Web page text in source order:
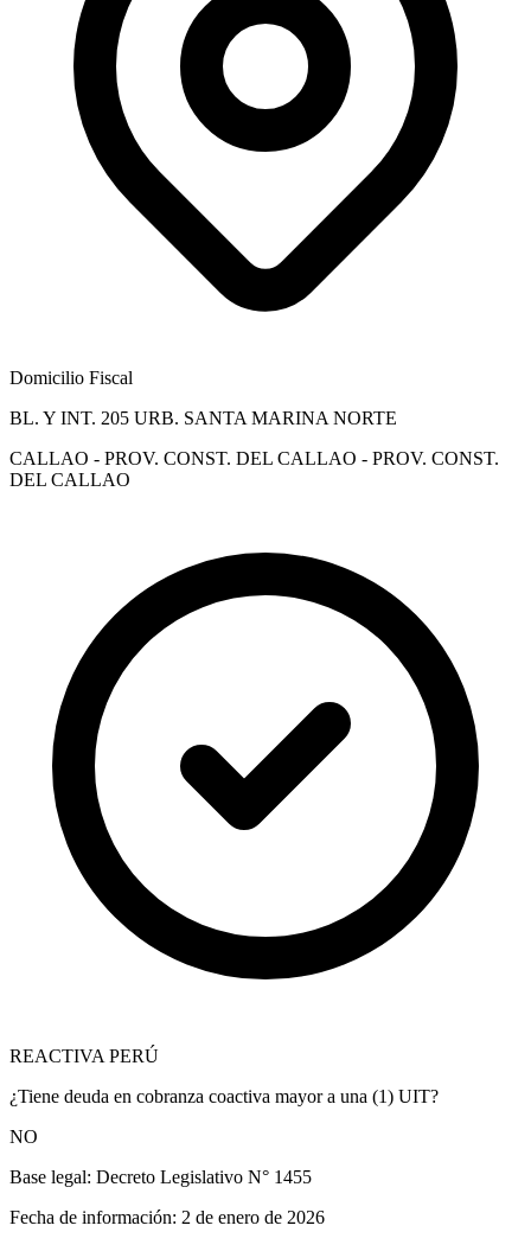
Domicilio Fiscal
BL. Y INT. 205 URB. SANTA MARINA NORTE
CALLAO - PROV. CONST. DEL CALLAO - PROV. CONST.
DEL CALLAO
REACTIVA PERÚ
¿Tiene deuda en cobranza coactiva mayor a una (1) UIT?
NO
Base legal: Decreto Legislativo N° 1455
Fecha de información: 2 de enero de 2026